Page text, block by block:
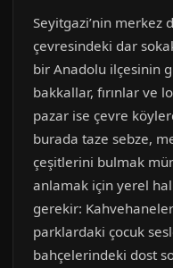
Seyitgazi’nin merkez
çevresindeki dar
bir Anadolu ilçesinin
bakkallar, fırınlar ve
pazar ise çevre
burada taze sebze,
çeşitlerini bulmak
anlamak için yerel
gerekir:
parklardaki çocuk
bahçelerindeki dost